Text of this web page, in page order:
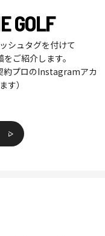
GOLF
シュタグを付けて
ご紹介します。
約プロのInstagramアカ
す）